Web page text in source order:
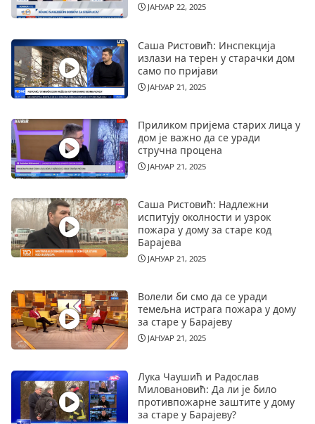
ЈАНУАР 22, 2025
Саша Ристовић: Инспекција
излази на терен у старачки дом
само по пријави
ЈАНУАР 21, 2025
Приликом пријема старих лица у
дом је важно да се уради
стручна процена
ЈАНУАР 21, 2025
Саша Ристовић: Надлежни
испитују околности и узрок
пожара у дому за старе код
Барајева
ЈАНУАР 21, 2025
Волели би смо да се уради
темељна истрага пожара у дому
за старе у Барајеву
ЈАНУАР 21, 2025
Лука Чаушић и Радослав
Миловановић: Да ли је било
противпожарне заштите у дому
за старе у Барајеву?